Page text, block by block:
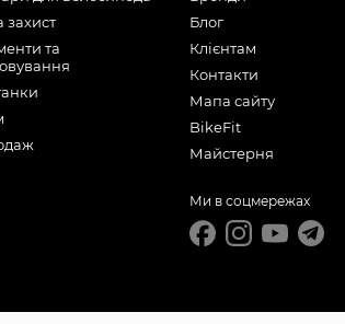
захист
та
Блог
Клієнтам
Контакти
Мапа сайту
BikeFit
Майстерня
Ми в соцмережах